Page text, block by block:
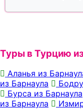
Туры в Турцию
Аланья из
из Барнаула
Бурса из Барнаула
из Барнаула